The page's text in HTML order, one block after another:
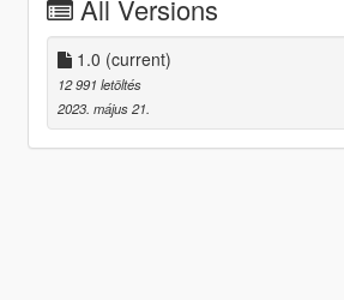
All Versions
1.0 (current)
12 991 letöltés
2023. május 21.